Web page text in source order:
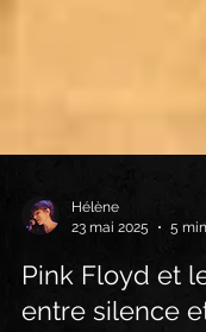
23 mai 2025
5
Pink Floyd et